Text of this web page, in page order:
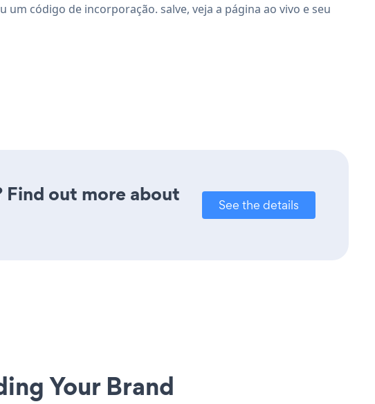
código de incorporação. salve, veja a página ao vivo e seu
Find out more about
See the details
Your Brand